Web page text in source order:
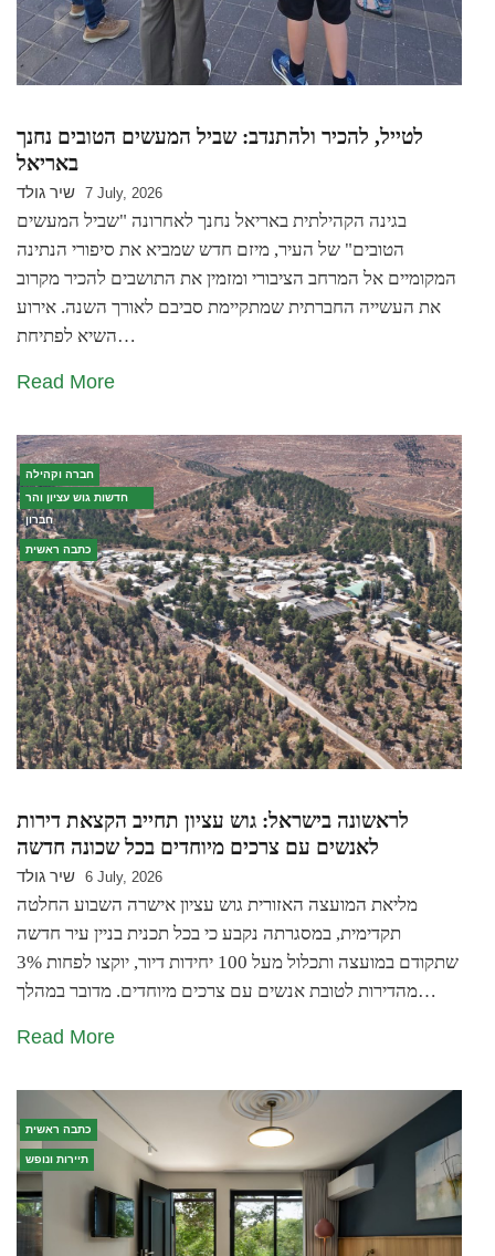
לטייל, להכיר ולהתנדב: שביל המעשים הטובים נחנך
באריאל
שיר גולד 7 July, 2026
בגינה הקהילתית באריאל נחנך לאחרונה "שביל המעשים
הטובים" של העיר, מיזם חדש שמביא את סיפורי הנתינה
המקומיים אל המרחב הציבורי ומזמין את התושבים להכיר מקרוב
את העשייה החברתית שמתקיימת סביבם לאורך השנה. אירוע
השיא לפתיחת…
Read More
חברה וקהילה
חדשות גוש עציון והר
חברון
כתבה ראשית
לראשונה בישראל: גוש עציון תחייב הקצאת דירות
לאנשים עם צרכים מיוחדים בכל שכונה חדשה
שיר גולד 6 July, 2026
מליאת המועצה האזורית גוש עציון אישרה השבוע החלטה
תקדימית, במסגרתה נקבע כי בכל תכנית בניין עיר חדשה
שתקודם במועצה ותכלול מעל 100 יחידות דיור, יוקצו לפחות 3%
מהדירות לטובת אנשים עם צרכים מיוחדים. מדובר במהלך…
Read More
כתבה ראשית
תיירות ונופש